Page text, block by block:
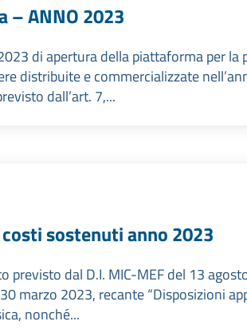
– ANNO 2023
di apertura della piattaforma per la
distribuite e commercializzate
dall’art. 7,...
sostenuti anno 2023
previsto dal D.I. MIC-MEF del 13
marzo 2023, recante “Disposizioni
nonché...